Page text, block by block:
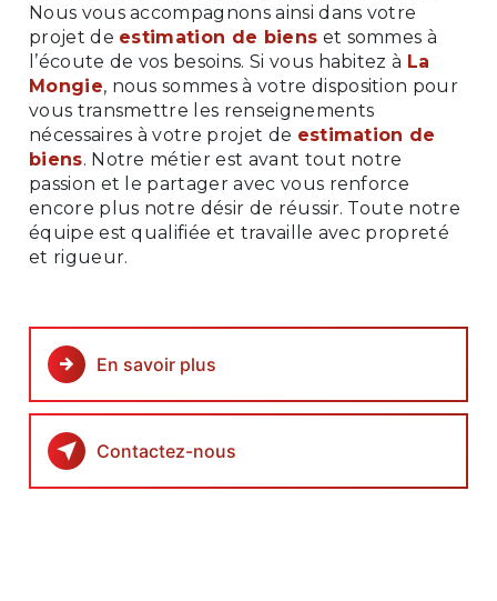
Nous vous accompagnons ainsi dans votre
projet de estimation de biens et sommes à
l’écoute de vos besoins. Si vous habitez à La
Mongie, nous sommes à votre disposition pour
vous transmettre les renseignements
nécessaires à votre projet de estimation de
biens. Notre métier est avant tout notre
passion et le partager avec vous renforce
encore plus notre désir de réussir. Toute notre
équipe est qualifiée et travaille avec propreté
et rigueur.
En savoir plus
Contactez-nous